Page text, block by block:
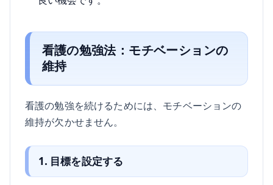
看護の勉強法：モチベーションの
維持
看護の勉強を続けるためには、モチベーションの
維持が欠かせません。
1. 目標を設定する